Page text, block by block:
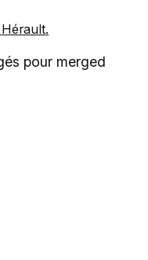
Hérault.
pour merged